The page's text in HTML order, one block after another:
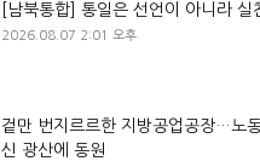
[남북통합] 통일은 선언이 아니라 실
2026.08.07 2:01 오후
겉만 번지르르한 지방공업공장…노
신 광산에 동원